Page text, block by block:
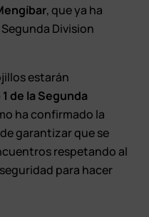
, que ya ha
Segunda Division
estarán
de la Segunda
ha confirmado la
garantizar que se
respetando al
para hacer